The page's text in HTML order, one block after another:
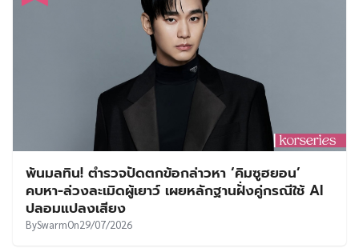
พ้นมลทิน! ตำรวจปัดตกข้อกล่าวหา ‘คิมซูฮยอน’
คบหา-ล่วงละเมิดผู้เยาว์ เผยหลักฐานฝั่งคู่กรณีใช้ AI
ปลอมแปลงเสียง
BySwarmOn29/07/2026